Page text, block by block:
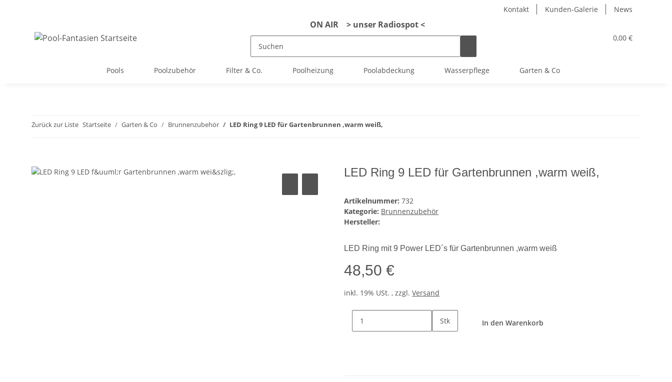
Kontakt Kunden-Galerie News
ON AIR > unser Radiospot <
0,00 €
Pools Poolzubehör Filter & Co. Poolheizung Poolabdeckung Wasserpflege Garten & Co
Zurück zur Liste Startseite Garten & Co Brunnenzubehör LED Ring 9 LED für Gartenbrunnen ,warm weiß,
LED Ring 9 LED für Gartenbrunnen ,warm weiß,
Artikelnummer: 732
Kategorie: Brunnenzubehör
Hersteller:
LED Ring mit 9 Power LED´s für Gartenbrunnen ,warm weiß
48,50 €
inkl. 19% USt. , zzgl. Versand
Stk In den Warenkorb